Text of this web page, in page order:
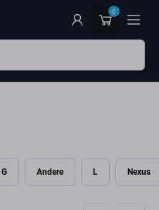
0
G Andere L Nexus